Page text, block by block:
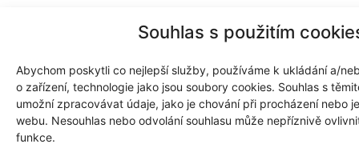
Souhlas s použitím
Abychom poskytli co nejlepší služby, používáme k ukládání a/
o zařízení, technologie jako jsou soubory cookies. Souhlas s
umožní zpracovávat údaje, jako je chování při procházení nebo
webu. Nesouhlas nebo odvolání souhlasu může nepříznivě
funkce.